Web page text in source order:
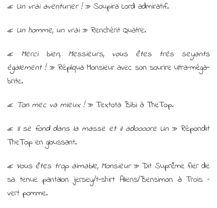
« Un vrai aventurier !» Soupira Lord admiratif.
« Un homme, un vrai » Renchérit Quatre.
« Merci bien, Messieurs, vous êtes très seyants
également !» Répliqua Monsieur avec son sourire ultra-méga-
brite.
« Ton mec va mieux !» Textota Bibi à TheTop.
« Il se fond dans la masse et il adoooore Un» Répondit
TheTop en gloussant.
« Vous êtes trop aimable, Monsieur» Dit Suprême fier de
sa tenue pantalon jersey/t-shirt Aliens/Bensimon à Trois –
vert pomme.